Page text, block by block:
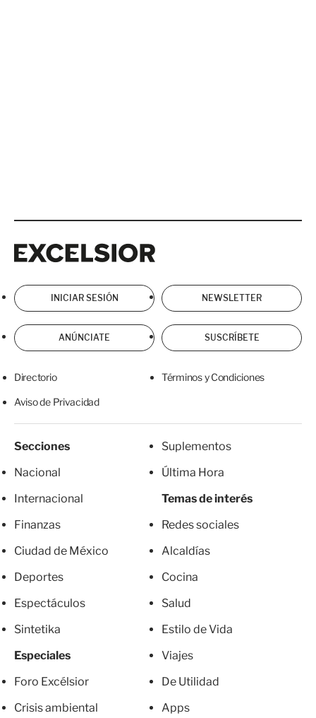
INICIAR SESIÓN NEWSLETTER
ANÚNCIATE SUSCRÍBETE
Directorio Términos y Condiciones
Aviso de Privacidad
Secciones
Nacional
Internacional
Finanzas
Ciudad de México
Deportes
Espectáculos
Sintetika
Especiales
Foro Excélsior
Crisis ambiental
Suplementos
Última Hora
Temas de interés
Redes sociales
Alcaldías
Cocina
Salud
Estilo de Vida
Viajes
De Utilidad
Apps